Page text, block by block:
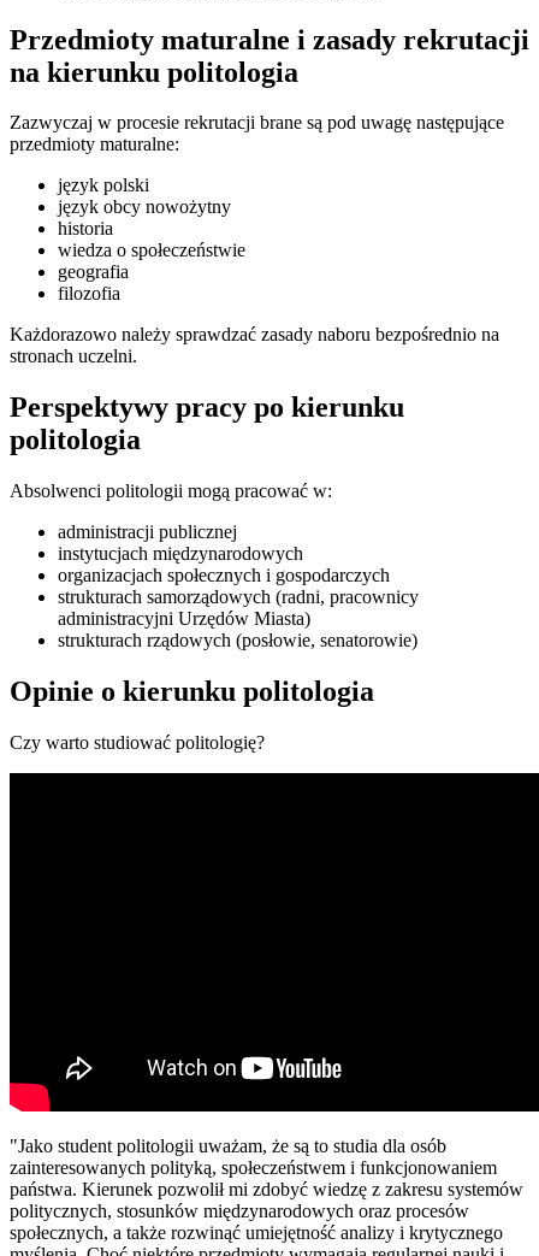
Przedmioty maturalne i zasady rekrutacji
na kierunku politologia
Zazwyczaj w procesie rekrutacji brane są pod uwagę następujące
przedmioty maturalne:
język polski
język obcy nowożytny
historia
wiedza o społeczeństwie
geografia
filozofia
Każdorazowo należy sprawdzać zasady naboru bezpośrednio na
stronach uczelni.
Perspektywy pracy po kierunku
politologia
Absolwenci politologii mogą pracować w:
administracji publicznej
instytucjach międzynarodowych
organizacjach społecznych i gospodarczych
strukturach samorządowych (radni, pracownicy
administracyjni Urzędów Miasta)
strukturach rządowych (posłowie, senatorowie)
Opinie o kierunku politologia
Czy warto studiować politologię?
"Jako student politologii uważam, że są to studia dla osób
zainteresowanych polityką, społeczeństwem i funkcjonowaniem
państwa. Kierunek pozwolił mi zdobyć wiedzę z zakresu systemów
politycznych, stosunków międzynarodowych oraz procesów
społecznych, a także rozwinąć umiejętność analizy i krytycznego